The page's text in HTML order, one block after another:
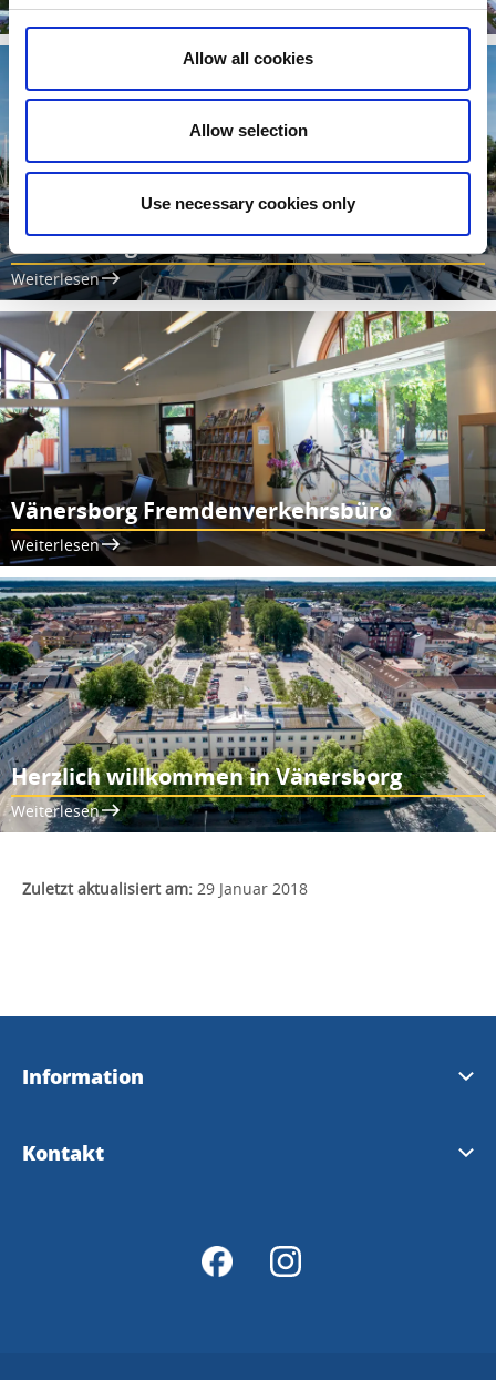
Allow all cookies
Allow selection
Use necessary cookies only
Weiterlesen
Vänersborg Gasthafen und Marina
Weiterlesen
Vänersborg Fremdenverkehrsbüro
Weiterlesen
Herzlich willkommen in Vänersborg
Weiterlesen
Zuletzt aktualisiert am: 29 Januar 2018
Information
Brochure touristique 2026 (en anglais)
Kontakt
Vänersborg Fremdenverkehrsbüro